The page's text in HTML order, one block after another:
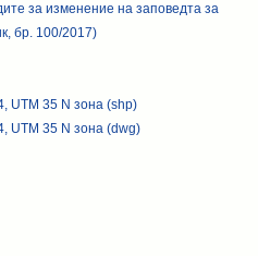
за изменение на заповедта за
бр. 100/2017)
UTM 35 N зона (shp)
UTM 35 N зона (dwg)